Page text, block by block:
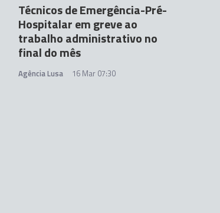
Técnicos de Emergência-Pré-
Hospitalar em greve ao
trabalho administrativo no
final do mês
Agência Lusa 16 Mar 07:30